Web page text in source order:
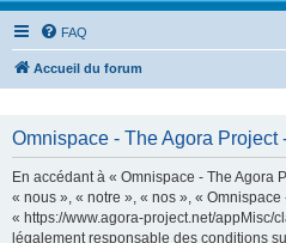
FAQ
Accueil du forum
Omnispace - The Agora Project
En accédant à « Omnispace - The Agora
« nous », « notre », « nos », «
« https://www.agora-project.net/appMisc/
légalement responsable des conditions